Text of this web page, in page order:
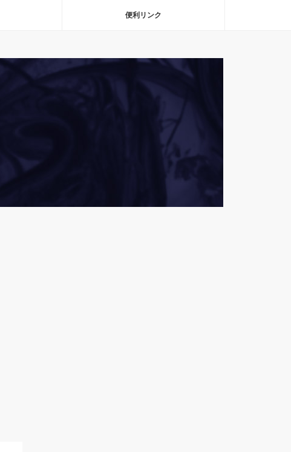
便利リンク